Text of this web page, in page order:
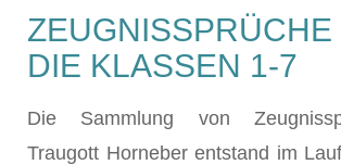
ZEUGNISSPRÜCHE
DIE KLASSEN 1-7
Die Sammlung von
Traugott Horneber entstand im